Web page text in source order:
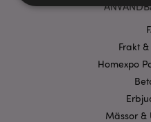
Frakt
Homexpo
Mässor &
Strikt nödvändiga
webbplatsfunktionalitet
och kontohantering.
användas korrekt utan